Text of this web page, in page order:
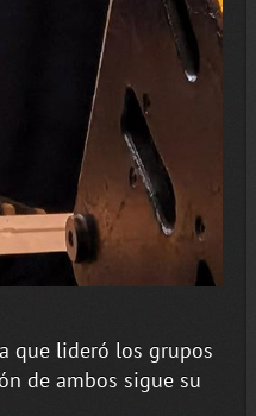
que lideró los grupos
de ambos sigue su